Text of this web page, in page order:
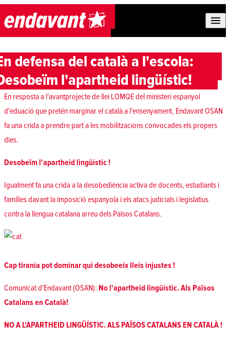
Skip to content
defensa del català a l'escola:
l'apartheid lingüístic!
En resposta a l'avantprojecte de llei LOMQE del ministeri espanyol
d'eduació que pretén marginar el català a l'ensenyament, Endavant OSAN
fa una crida a prendre part a les mobilitzacions convocades els propers
dies.
Desobeïm l'apartheid lingüístic !
Igualment fa una crida a la desobediència activa de docents, estudiants i
famílies davant la imposició espanyola i els atacs judicials i legislatius
contra la llengua catalana arreu dels Països Catalans.
Cap tirania pot dominar qui desobeeix lleis injustes !
Comunicat d'Endavant (OSAN): No l'apartheid lingüístic. Als Països
Catalans en Català!
NO A L'APARTHEID LINGÜÍSTIC. ALS PAÏSOS CATALANS EN CATALÀ !